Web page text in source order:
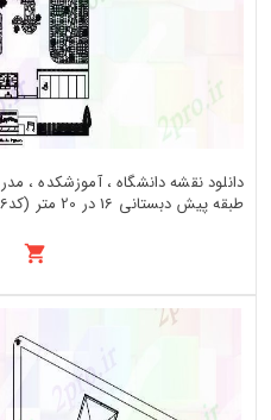
دانلود نقشه دانشگاه ، آموزشکده ،
طبقه پیش دبستانی 16 در 20 متر (کد167486)